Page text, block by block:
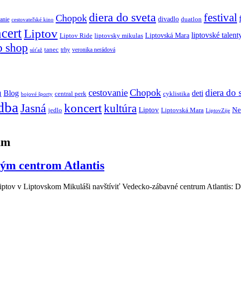
cestovateľské kino Chopokdiera do sveta divadlo duatlon festival
Liptov Liptov Ride liptovsky mikulas Liptovská Mara liptovské
shop súťaž tanec trhy veronika nerádová
Blog bojové športy central perk cestovanieChopok cyklistika deti diera do
Jasná jedlo koncertkultúra Liptov Liptovská Mara LiptovZije
centrom Atlantis
v Liptovskom Mikuláši navštíviť Vedecko-zábavné centrum Atlantis: